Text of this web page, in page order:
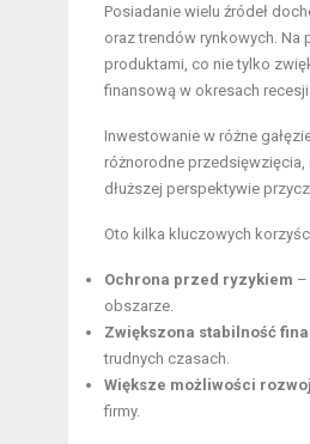
Posiadanie wielu źródeł
oraz trendów rynkowych. Na
produktami, co nie tylko
finansową w okresach recesji.
Inwestowanie w różne
różnorodne
dłuższej perspektywie
Oto kilka kluczowych
Ochrona przed ryzykiem –
obszarze.
Zwiększona stabilność
trudnych czasach.
Większe możliwości
firmy.